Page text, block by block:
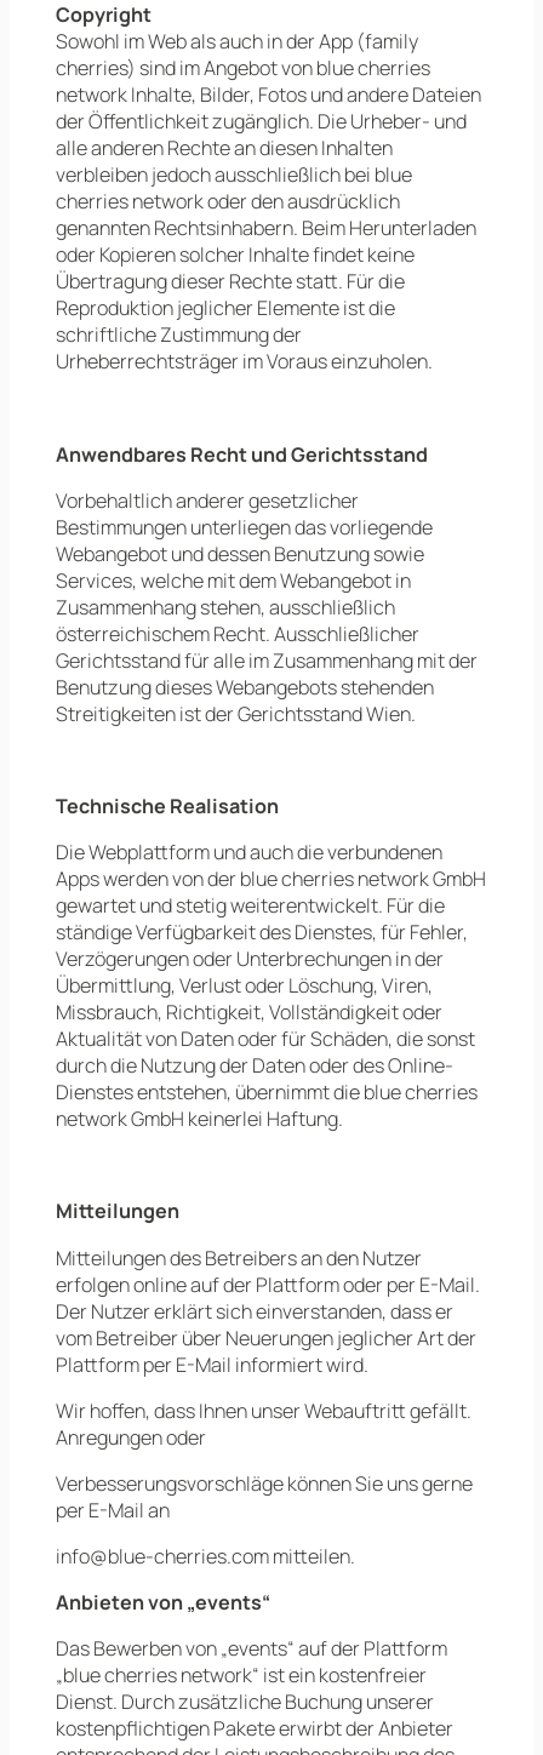
Copyright
Sowohl im Web als auch in der App (family
cherries) sind im Angebot von blue cherries
network Inhalte, Bilder, Fotos und andere Dateien
der Öffentlichkeit zugänglich. Die Urheber- und
alle anderen Rechte an diesen Inhalten
verbleiben jedoch ausschließlich bei blue
cherries network oder den ausdrücklich
genannten Rechtsinhabern. Beim Herunterladen
oder Kopieren solcher Inhalte findet keine
Übertragung dieser Rechte statt. Für die
Reproduktion jeglicher Elemente ist die
schriftliche Zustimmung der
Urheberrechtsträger im Voraus einzuholen.
Anwendbares Recht und Gerichtsstand
Vorbehaltlich anderer gesetzlicher
Bestimmungen unterliegen das vorliegende
Webangebot und dessen Benutzung sowie
Services, welche mit dem Webangebot in
Zusammenhang stehen, ausschließlich
österreichischem Recht. Ausschließlicher
Gerichtsstand für alle im Zusammenhang mit der
Benutzung dieses Webangebots stehenden
Streitigkeiten ist der Gerichtsstand Wien.
Technische Realisation
Die Webplattform und auch die verbundenen
Apps werden von der blue cherries network GmbH
gewartet und stetig weiterentwickelt. Für die
ständige Verfügbarkeit des Dienstes, für Fehler,
Verzögerungen oder Unterbrechungen in der
Übermittlung, Verlust oder Löschung, Viren,
Missbrauch, Richtigkeit, Vollständigkeit oder
Aktualität von Daten oder für Schäden, die sonst
durch die Nutzung der Daten oder des Online-
Dienstes entstehen, übernimmt die blue cherries
network GmbH keinerlei Haftung.
Mitteilungen
Mitteilungen des Betreibers an den Nutzer
erfolgen online auf der Plattform oder per E-Mail.
Der Nutzer erklärt sich einverstanden, dass er
vom Betreiber über Neuerungen jeglicher Art der
Plattform per E-Mail informiert wird.
Wir hoffen, dass Ihnen unser Webauftritt gefällt.
Anregungen oder
Verbesserungsvorschläge können Sie uns gerne
per E-Mail an
info@blue-cherries.com mitteilen.
Anbieten von „events“
Das Bewerben von „events“ auf der Plattform
„blue cherries network“ ist ein kostenfreier
Dienst. Durch zusätzliche Buchung unserer
kostenpflichtigen Pakete erwirbt der Anbieter